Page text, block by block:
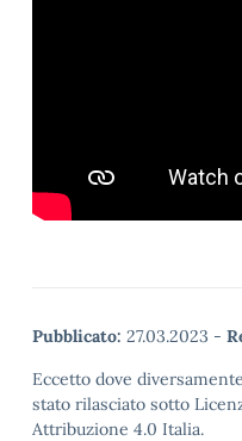
Pubblicato: 27.03.2023 -
Eccetto dove
stato rilasciato sotto
Attribuzione 4.0 Italia.